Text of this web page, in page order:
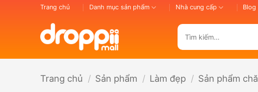
Trang chủ Danh mục sản phẩm Nhà cung cấp Blog
kiếm:
Trang chủ / Sản phẩm / Làm đẹp / Sản phẩm